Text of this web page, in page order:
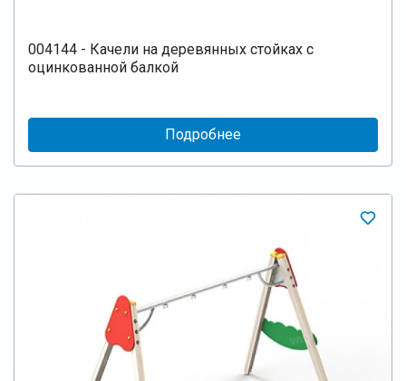
004144 - Качели на деревянных стойках с
оцинкованной балкой
Подробнее